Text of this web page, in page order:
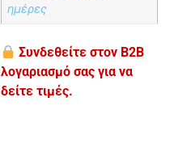
ημέρες
Συνδεθείτε στον B2B
λογαριασμό σας για να
δείτε τιμές.